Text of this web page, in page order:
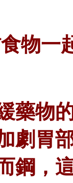
物一
藥物
劇胃
鋼，